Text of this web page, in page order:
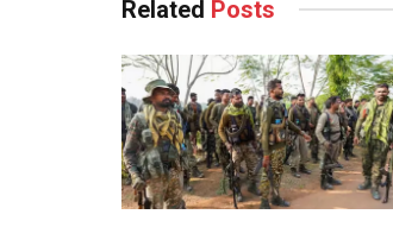
Related Posts